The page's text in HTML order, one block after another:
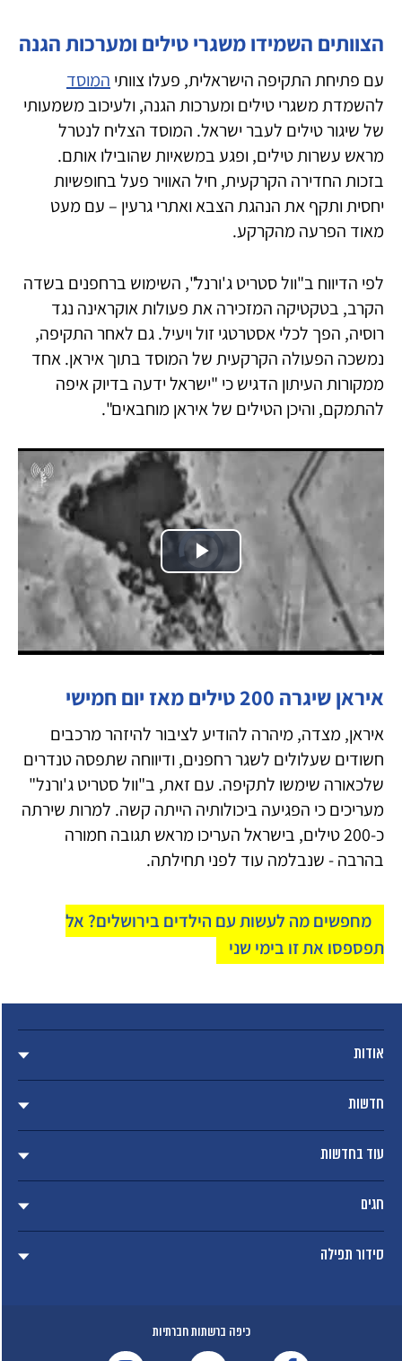
הצוותים השמידו משגרי טילים ומערכות הגנה
עם פתיחת התקיפה הישראלית, פעלו צוותי המוסד
להשמדת משגרי טילים ומערכות הגנה, ולעיכוב משמעותי
של שיגור טילים לעבר ישראל. המוסד הצליח לנטרל
מראש עשרות טילים, ופגע במשאיות שהובילו אותם.
בזכות החדירה הקרקעית, חיל האוויר פעל בחופשיות
יחסית ותקף את הנהגת הצבא ואתרי גרעין – עם מעט
מאוד הפרעה מהקרקע.
לפי הדיווח ב"וול סטריט ג'ורנל", השימוש ברחפנים בשדה
הקרב, בטקטיקה המזכירה את פעולות אוקראינה נגד
רוסיה, הפך לכלי אסטרטגי זול ויעיל. גם לאחר התקיפה,
נמשכה הפעולה הקרקעית של המוסד בתוך איראן. אחד
ממקורות העיתון הדגיש כי "ישראל ידעה בדיוק איפה
להתמקם, והיכן הטילים של איראן מוחבאים".
Player
loading.
Play
Video
איראן שיגרה 200 טילים מאז יום חמישי
איראן, מצדה, מיהרה להודיע לציבור להיזהר מרכבים
חשודים שעלולים לשגר רחפנים, ודיווחה שתפסה טנדרים
שלכאורה שימשו לתקיפה. עם זאת, ב"וול סטריט ג'ורנל"
מעריכים כי הפגיעה ביכולותיה הייתה קשה. למרות שירתה
כ-200 טילים, בישראל העריכו מראש תגובה חמורה
בהרבה - שנבלמה עוד לפני תחילתה.
מחפשים מה לעשות עם הילדים בירושלים? אל
תפספסו את זו בימי שני
אודות
חדשות
עוד בחדשות
חגים
סידור תפילה
כיפה ברשתות חברתיות